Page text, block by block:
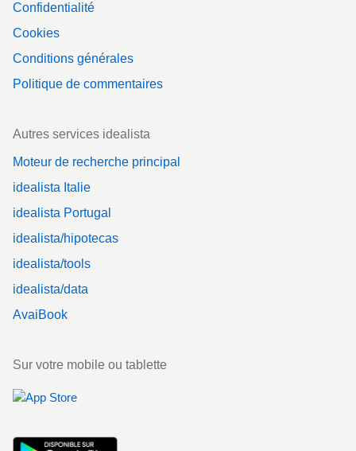
Confidentialité
Cookies
Conditions générales
Politique de commentaires
Autres services idealista
Moteur de recherche principal
idealista Italie
idealista Portugal
idealista/hipotecas
idealista/tools
idealista/data
AvaiBook
Sur votre mobile ou tablette